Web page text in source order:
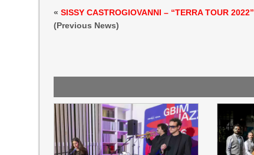
«SISSY CASTROGIOVANNI – “TERRA TOUR 2022”
(Previous News)